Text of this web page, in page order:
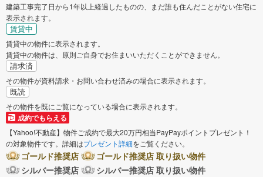
北佐久郡御代田町 北佐久郡立科町
小県郡青木村
諏訪郡下諏訪町
諏訪郡原村 上伊那郡辰野町
上伊那郡箕輪町 上伊那郡南箕輪村
上伊那郡宮田村 下伊那郡松川町
建築工事完了日から1年以上経過したものの、まだ誰も住んだことがない住宅に
表示されます。
賃貸中
賃貸中の物件に表示されます。
賃貸中の物件は、原則ご自身でお住まいいただくことができません。
請求済
その物件が資料請求・お問い合わせ済みの場合に表示されます。
既読
その物件を既にご覧になっている場合に表示されます。
成約でもらえる
【Yahoo!不動産】物件ご成約で最大20万円相当PayPayポイントプレゼント！
の対象物件です。詳細はプレゼント詳細をご覧ください。
ゴールド推奨店
ゴールド推奨店 取り扱い物件
シルバー推奨店
シルバー推奨店 取り扱い物件